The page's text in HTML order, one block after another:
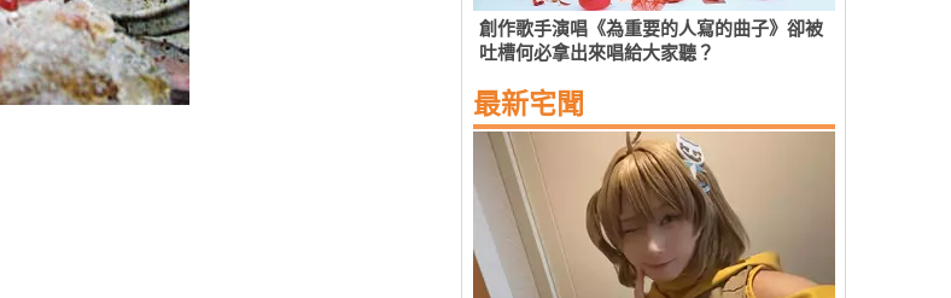
創作歌手演唱《為重要的人寫的曲子》卻被
吐槽何必拿出來唱給大家聽？
最新宅聞